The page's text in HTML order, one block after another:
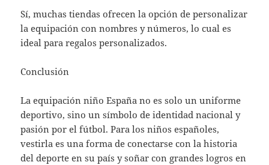
Sí, muchas tiendas ofrecen la opción de personalizar
la equipación con nombres y números, lo cual es
ideal para regalos personalizados.
Conclusión
La equipación niño España no es solo un uniforme
deportivo, sino un símbolo de identidad nacional y
pasión por el fútbol. Para los niños españoles,
vestirla es una forma de conectarse con la historia
del deporte en su país y soñar con grandes logros en